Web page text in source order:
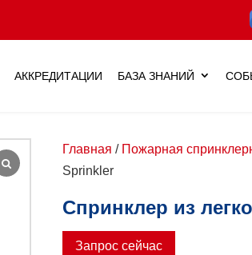
АККРЕДИТАЦИИ БАЗА ЗНАНИЙ
Главная / Пожарная
Sprinkler
Спринклер из
Запрос сейчас